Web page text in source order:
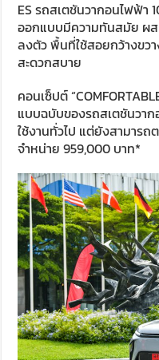
ES รถสเตชันวากอนไฟฟ้า
ออกแบบมีความทันสมัย ผ
ลงตัว พื้นที่ใช้สอยกว้างขว
สะดวกสบาย
คอนเซ็ปต์
แบบฉบับของรถสเตชันวา
ใช้งานทั่วไป แต่ยังสามาร
จำหน่าย 959,000 บาท*